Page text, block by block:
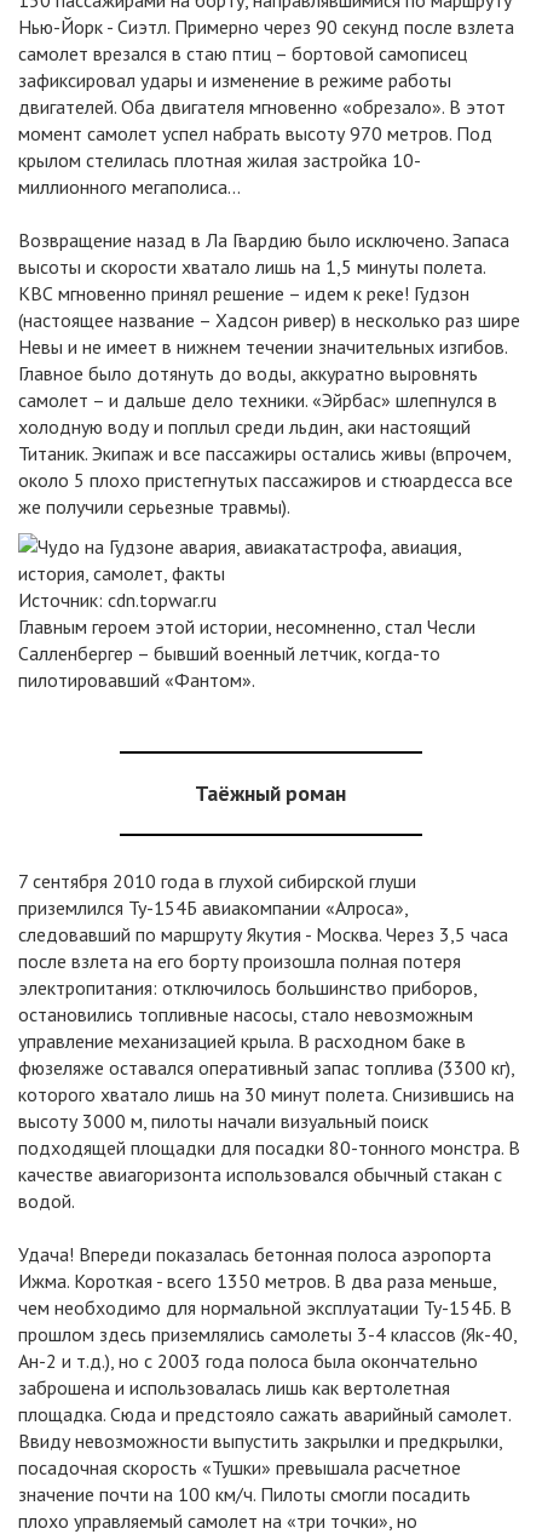
Нью-Йорк - Сиэтл. Примерно через 90 секунд после взлета
самолет врезался в стаю птиц – бортовой самописец
зафиксировал удары и изменение в режиме работы
двигателей. Оба двигателя мгновенно «обрезало». В этот
момент самолет успел набрать высоту 970 метров. Под
крылом стелилась плотная жилая застройка 10-
миллионного мегаполиса…
Возвращение назад в Ла Гвардию было исключено. Запаса
высоты и скорости хватало лишь на 1,5 минуты полета.
КВС мгновенно принял решение – идем к реке! Гудзон
(настоящее название – Хадсон ривер) в несколько раз шире
Невы и не имеет в нижнем течении значительных изгибов.
Главное было дотянуть до воды, аккуратно выровнять
самолет – и дальше дело техники. «Эйрбас» шлепнулся в
холодную воду и поплыл среди льдин, аки настоящий
Титаник. Экипаж и все пассажиры остались живы (впрочем,
около 5 плохо пристегнутых пассажиров и стюардесса все
же получили серьезные травмы).
Источник: cdn.topwar.ru
Главным героем этой истории, несомненно, стал Чесли
Салленбергер – бывший военный летчик, когда-то
пилотировавший «Фантом».
Таёжный роман
7 сентября 2010 года в глухой сибирской глуши
приземлился Ту-154Б авиакомпании «Алроса»,
следовавший по маршруту Якутия - Москва. Через 3,5 часа
после взлета на его борту произошла полная потеря
электропитания: отключилось большинство приборов,
остановились топливные насосы, стало невозможным
управление механизацией крыла. В расходном баке в
фюзеляже оставался оперативный запас топлива (3300 кг),
которого хватало лишь на 30 минут полета. Снизившись на
высоту 3000 м, пилоты начали визуальный поиск
подходящей площадки для посадки 80-тонного монстра. В
качестве авиагоризонта использовался обычный стакан с
водой.
Удача! Впереди показалась бетонная полоса аэропорта
Ижма. Короткая - всего 1350 метров. В два раза меньше,
чем необходимо для нормальной эксплуатации Ту-154Б. В
прошлом здесь приземлялись самолеты 3-4 классов (Як-40,
Ан-2 и т.д.), но с 2003 года полоса была окончательно
заброшена и использовалась лишь как вертолетная
площадка. Сюда и предстояло сажать аварийный самолет.
Ввиду невозможности выпустить закрылки и предкрылки,
посадочная скорость «Тушки» превышала расчетное
значение почти на 100 км/ч. Пилоты смогли посадить
плохо управляемый самолет на «три точки», но